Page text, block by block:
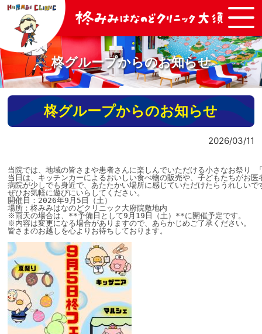
柊グループからのお知らせ
柊グループからのお知らせ
2026/03/11
当院では、地域の皆さまや患者さんに楽しんでいただける小さなお祭り
当日は、キッチンカーによるおいしい食べ物の販売や、子どもたちがお
病院が少しでも身近で、あたたかい場所に感じていただけたらうれしいで
ぜひお気軽に遊びにいらしてください。
開催日：2026年9月5日（土）
場所：柊みみはなのどクリニック大府院敷地内
※雨天の場合は、**予備日として9月19日（土）**に開催予定です。
※内容は変更になる場合がありますので、あらかじめご了承ください。
皆さまのお越しを心よりお待ちしております。